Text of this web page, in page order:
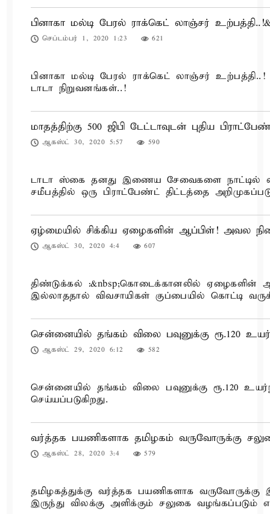
பினாகா மல்டி பேரல் ராக்கெட் லாஞ்சர்
செப்டம்பர் 1, 2020 1:23 621
பினாகா மல்டி பேரல் ராக்கெட் லாஞ்சர்
டாடா நிறுவனங்கள்..!
மாதத்திற்கு 500 ஜிபி டேட்டாவுடன் புதிய
ஆகஸ்ட் 30, 2020 5:57 590
டாடா ஸ்கை தனது இணைய சேவைகளை நாட்டில்
சமீபத்தில் ஒரு பிராட்பேண்ட் திட்டத்தை
ஏழ்மையில் சிக்கிய ஏழைகளின் ஆப்பிள்! அவல
ஆகஸ்ட் 30, 2020 4:4 607
திண்டுக்கல் :&nbsp;கொடைக்கானலில் ஏழைகளின்
இல்லாததால் விவசாயிகள் குப்பையில் கொட்டி
சென்னையில் தங்கம் விலை பவுனுக்கு ரூ.120
ஆகஸ்ட் 29, 2020 6:12 582
சென்னையில் தங்கம் விலை பவுனுக்கு ரூ.120
செய்யப்படுகிறது.
வர்த்தக பயணிகளாக தமிழகம் வருவோருக்கு
ஆகஸ்ட் 28, 2020 3:4 579
தமிழகத்துக்கு வர்த்தக பயணிகளாக
இருந்து விலக்கு அளிக்கும் சலுகை வழங்கப்படும்